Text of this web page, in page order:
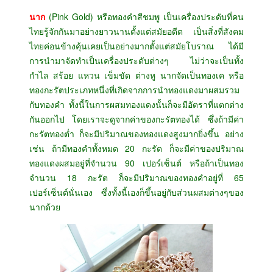
นาก(Pink Gold) หรือทองคำสีชมพู เป็นเครื่องประดับที่คน
ไทยรู้จักกันมาอย่างยาวนานตั้งแต่สมัยอดีต เป็นสิ่งที่สังคม
ไทยค่อนข้างคุ้นเคยเป็นอย่างมากตั้งแต่สมัยโบราณ ได้มี
การนำมาจัดทำเป็นเครื่องประดับต่างๆ ไม่ว่าจะเป็นทั้ง
กำไล สร้อย แหวน เข็มขัด ต่างหู นากจัดเป็นทองเค หรือ
ทองกะรัตประเภทหนึ่งที่เกิดจากการนำทองแดงมาผสมรวม
กับทองคำ ทั้งนี้ในการผสมทองแดงนั้นก็จะมีอัตราที่แตกต่าง
กันออกไป โดยเราจะดูจากค่าของกะรัตทองได้ ซึ่งถ้ามีค่า
กะรัตทองต่ำ ก็จะมีปริมาณของทองแดงสูงมากยิ่งขึ้น อย่าง
เช่น ถ้ามีทองคำทั้งหมด 20 กะรัต ก็จะมีค่าของปริมาณ
ทองแดงผสมอยู่ที่จำนวน 90 เปอร์เซ็นต์ หรือถ้าเป็นทอง
จำนวน 18 กะรัต ก็จะมีปริมาณของทองคำอยู่ที่ 65
เปอร์เซ็นต์นั่นเอง ซึ่งทั้งนี้เองก็ขึ้นอยู่กับส่วนผสมต่างๆของ
นากด้วย